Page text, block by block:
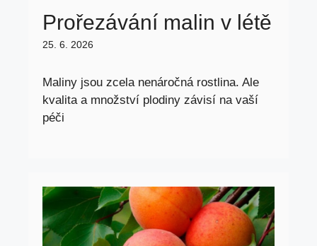
Prořezávání malin v létě
25. 6. 2026
Maliny jsou zcela nenáročná rostlina. Ale
kvalita a množství plodiny závisí na vaší
péči